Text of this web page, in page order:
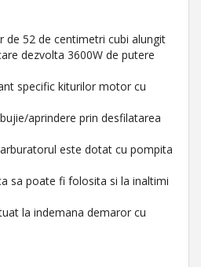
52 de centimetri cubi alungit
dezvolta 3600W de putere
specific kiturilor motor cu
aprindere prin desfilatarea
este dotat cu pompita
sa poate fi folosita si la inaltimi
la indemana demaror cu